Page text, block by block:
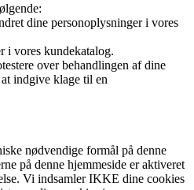
dine personoplysninger i vores
i vores kundekatalog.
over behandlingen af dine
indgive klage til en
nødvendige formål på denne
på denne hjemmeside er aktiveret
Vi indsamler IKKE dine cookies